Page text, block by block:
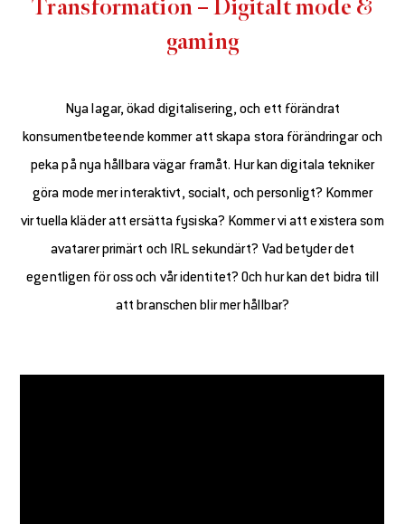
Transformation – Digitalt mode &
gaming
Nya lagar, ökad digitalisering, och ett förändrat
konsumentbeteende kommer att skapa stora förändringar och
peka på nya hållbara vägar framåt. Hur kan digitala tekniker
göra mode mer interaktivt, socialt, och personligt? Kommer
virtuella kläder att ersätta fysiska? Kommer vi att existera som
avatarer primärt och IRL sekundärt? Vad betyder det
egentligen för oss och vår identitet? Och hur kan det bidra till
att branschen blir mer hållbar?